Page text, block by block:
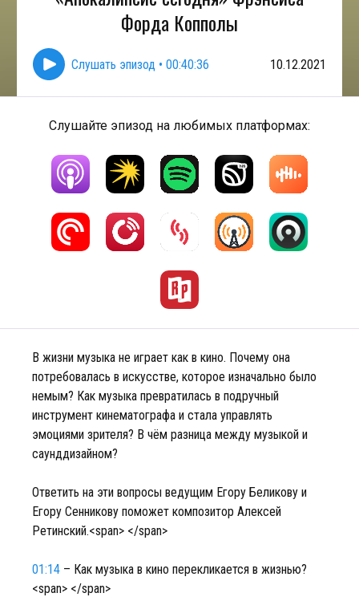
Форда Копполы
Слушать эпизод • 00:40:36 10.12.2021
Слушайте эпизод на любимых платформах:
В жизни музыка не играет как в кино. Почему она
потребовалась в искусстве, которое изначально было
немым? Как музыка превратилась в подручный
инструмент кинематографа и стала управлять
эмоциями зрителя? В чём разница между музыкой и
саунддизайном?
Ответить на эти вопросы ведущим Егору Беликову и
Егору Сенникову поможет композитор Алексей
Ретинский.<span> </span>
01:14 – Как музыка в кино перекликается в жизнью?
<span> </span>